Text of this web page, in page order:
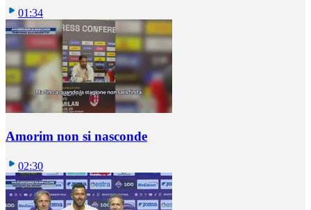
01:34
Amorim non si nasconde
02:30